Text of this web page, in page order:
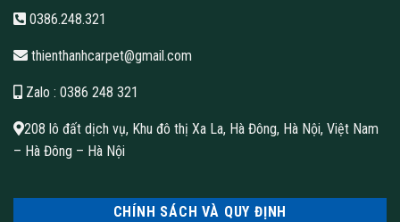
0386.248.321
thienthanhcarpet@gmail.com
Zalo : 0386 248 321
208 lô đất dịch vụ, Khu đô thị Xa La, Hà Đông, Hà Nội, Việt Nam
– Hà Đông – Hà Nội
CHÍNH SÁCH VÀ QUY ĐỊNH